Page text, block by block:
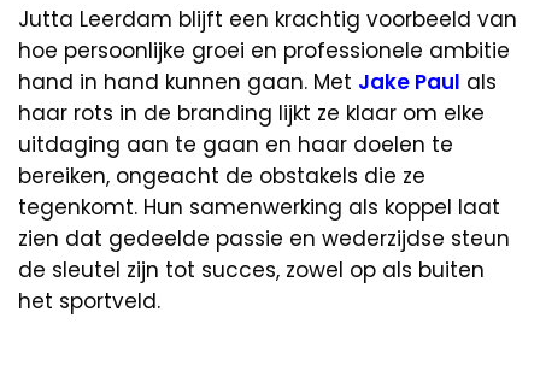
Jutta Leerdam blijft een krachtig voorbeeld van
hoe persoonlijke groei en professionele ambitie
hand in hand kunnen gaan. Met Jake Paul als
haar rots in de branding lijkt ze klaar om elke
uitdaging aan te gaan en haar doelen te
bereiken, ongeacht de obstakels die ze
tegenkomt. Hun samenwerking als koppel laat
zien dat gedeelde passie en wederzijdse steun
de sleutel zijn tot succes, zowel op als buiten
het sportveld.